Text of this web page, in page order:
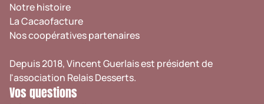
Notre histoire
La Cacaofacture
Nos coopératives partenaires
Depuis 2018, Vincent Guerlais est président de
l'association Relais Desserts.
Vos questions